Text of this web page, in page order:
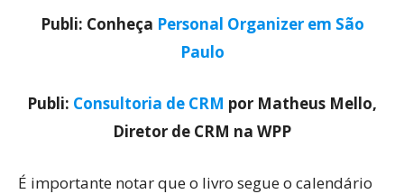
Publi: Conheça Personal Organizer em São
Paulo
Publi: Consultoria de CRM por Matheus Mello,
Diretor de CRM na WPP
É importante notar que o livro segue o calendário